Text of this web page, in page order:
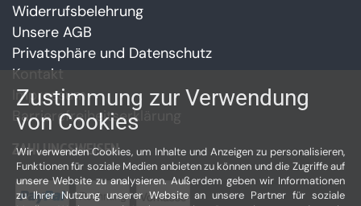
Widerrufsbelehrung
Unsere AGB
Privatsphäre und Datenschutz
Kontakt
Impressum
Barrierefreiheitserklärung
ZAHLUNGSWEISEN
Zustimmung zur Verwendung
von Cookies
Wir verwenden Cookies, um Inhalte und Anzeigen zu personalisieren,
Funktionen für soziale Medien anbieten zu können und die Zugriffe auf
unsere Website zu analysieren. Außerdem geben wir Informationen
zu Ihrer Nutzung unserer Website an unsere Partner für soziale